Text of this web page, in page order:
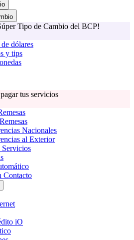
Tipo de Cambio del BCP!
dólares
y tips
tus servicios
Nacionales
al Exterior
Servicios
Contacto
iO